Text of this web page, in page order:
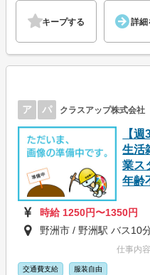
キープする 詳細
ア パ クラスアップ株式会社
【
生活
業ス
年齢
時給 1250円〜1350円
野洲市 / 野洲駅 バス10
仕事内
交通費支給 服装自由